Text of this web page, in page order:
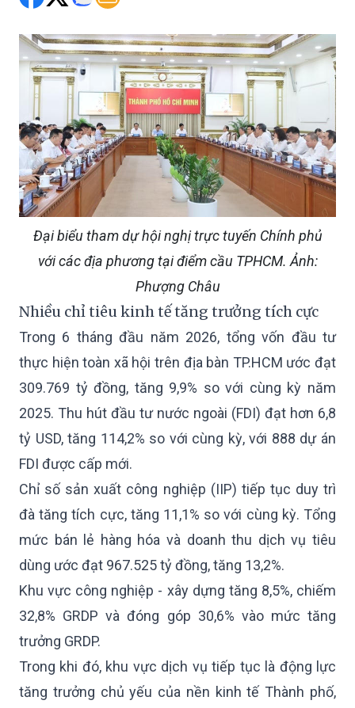
Đại biểu tham dự hội nghị trực tuyến Chính phủ
với các địa phương tại điểm cầu TPHCM. Ảnh:
Phượng Châu
Nhiều chỉ tiêu kinh tế tăng trưởng tích cực
Trong 6 tháng đầu năm 2026, tổng vốn đầu tư
thực hiện toàn xã hội trên địa bàn TP.HCM ước đạt
309.769 tỷ đồng, tăng 9,9% so với cùng kỳ năm
2025. Thu hút đầu tư nước ngoài (FDI) đạt hơn 6,8
tỷ USD, tăng 114,2% so với cùng kỳ, với 888 dự án
FDI được cấp mới.
Chỉ số sản xuất công nghiệp (IIP) tiếp tục duy trì
đà tăng tích cực, tăng 11,1% so với cùng kỳ. Tổng
mức bán lẻ hàng hóa và doanh thu dịch vụ tiêu
dùng ước đạt 967.525 tỷ đồng, tăng 13,2%.
Khu vực công nghiệp - xây dựng tăng 8,5%, chiếm
32,8% GRDP và đóng góp 30,6% vào mức tăng
trưởng GRDP.
Trong khi đó, khu vực dịch vụ tiếp tục là động lực
tăng trưởng chủ yếu của nền kinh tế Thành phố,